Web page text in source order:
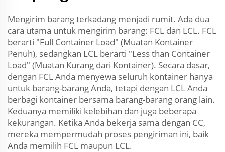
Mengirim barang terkadang menjadi rumit. Ada dua
cara utama untuk mengirim barang: FCL dan LCL. FCL
berarti "Full Container Load" (Muatan Kontainer
Penuh), sedangkan LCL berarti "Less than Container
Load" (Muatan Kurang dari Kontainer). Secara dasar,
dengan FCL Anda menyewa seluruh kontainer hanya
untuk barang-barang Anda, tetapi dengan LCL Anda
berbagi kontainer bersama barang-barang orang lain.
Keduanya memiliki kelebihan dan juga beberapa
kekurangan. Ketika Anda bekerja sama dengan CC,
mereka mempermudah proses pengiriman ini, baik
Anda memilih FCL maupun LCL.